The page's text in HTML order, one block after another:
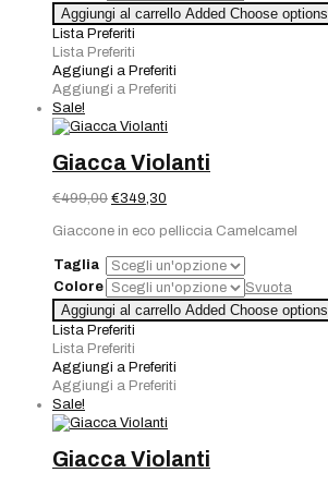
Aggiungi al carrello Added Choose options
Lista Preferiti
Lista Preferiti
Aggiungi a Preferiti
Aggiungi a Preferiti
Sale!
Giacca Violanti
€499,00 Il
originale
era:
€499,00.
€349,30
attuale
è:
€349,30.
Giaccone in eco pelliccia Camelcamel
Taglia
Colore
Svuota
Aggiungi al carrello Added Choose options
Lista Preferiti
Lista Preferiti
Aggiungi a Preferiti
Aggiungi a Preferiti
Sale!
Giacca Violanti